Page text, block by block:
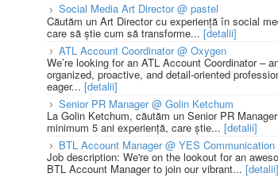
Social Media Art Director @ pastel
Căutăm un Art Director cu experiență în social
care să știe cum să transforme... [detalii]
ATL Account Coordinator @ Oxygen
We’re looking for an ATL Account Coordinator –
organized, proactive, and detail-oriented
eager... [detalii]
Senior PR Manager @ Golin Ketchum
La Golin Ketchum, căutăm un Senior PR
minimum 5 ani experiență, care știe... [detalii]
BTL Account Manager @ YES Communication
Job description: We're on the lookout for an
BTL Account Manager to join our vibrant... [detalii]